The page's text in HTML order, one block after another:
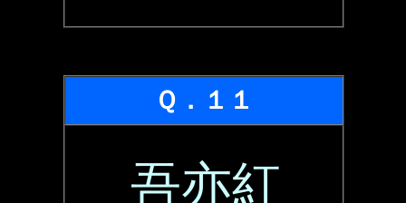
Ｑ．１１
吾亦紅